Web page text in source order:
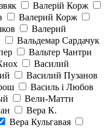
Валерій Корж
Валерий Корж
Валерий
Вальдемар Сардачук
Вальтер Чантри
Василий
Василий Пузанов
Василь і Любов
Вели-Матти
Вера К.
Вера Кульгавая